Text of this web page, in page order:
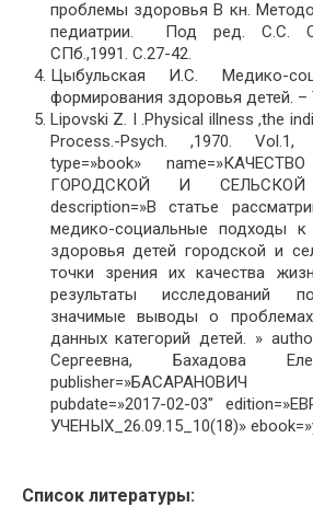
проблемы здоровья В кн.
педиатрии. Под ред. С.С.
СПб.,1991. С.27-42.
Цыбульская И.С. Медико-
формирования здоровья детей. –
Lipovski Z. I .Physical illness ,the
Process.-Psych. ,1970. Vol.1,
type=»book»
ГОРОДСКОЙ И
description=»В статье
медико-социальные подходы
здоровья детей городской и
точки зрения их качества
результаты исследований
значимые выводы о
данных категорий детей. »
Сергеевна, Бахадова
pubdate=»2017-02-03″
УЧЕНЫХ_26.09.15_10(18)»
Список литературы: